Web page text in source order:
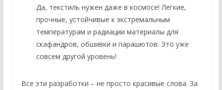
Да, текстиль нужен даже в космосе! Легкие,
прочные, устойчивые к экстремальным
температурам и радиации материалы для
скафандров, обшивки и парашютов. Это уже
совсем другой уровень!
Все эти разработки – не просто красивые слова. За